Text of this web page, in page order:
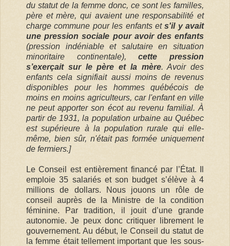
du statut de la femme donc, ce sont les familles,
père et mère, qui avaient une responsabilité et
charge commune pour les enfants ets'il y avait
une pression sociale pour avoir des enfants
(pression indéniable et salutaire en situation
minoritaire continentale),cette pression
s’exerçait sur le père et la mère. Avoir des
enfants cela signifiait aussi moins de revenus
disponibles pour les hommes québécois de
moins en moins agriculteurs, car l'enfant en ville
ne peut apporter son écot au revenu familial. À
partir de 1931, la population urbaine au Québec
est supérieure à la population rurale qui elle-
même, bien sûr, n'était pas formée uniquement
de fermiers.]
Le Conseil est entièrement financé par l’État. Il
emploie 35 salariés et son budget s’élève à 4
millions de dollars. Nous jouons un rôle de
conseil auprès de la Ministre de la condition
féminine. Par tradition, il jouit d’une grande
autonomie. Je peux donc critiquer librement le
gouvernement. Au début, le Conseil du statut de
la femme était tellement important que les sous-